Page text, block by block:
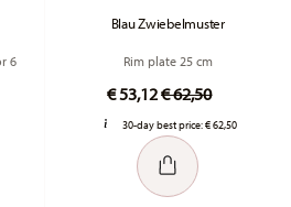
6
from
Blau Zwiebelmuster
Rim plate 25 cm
€ 53,12Price reduced
€ 62,50to
30-day best price:€ 62,50